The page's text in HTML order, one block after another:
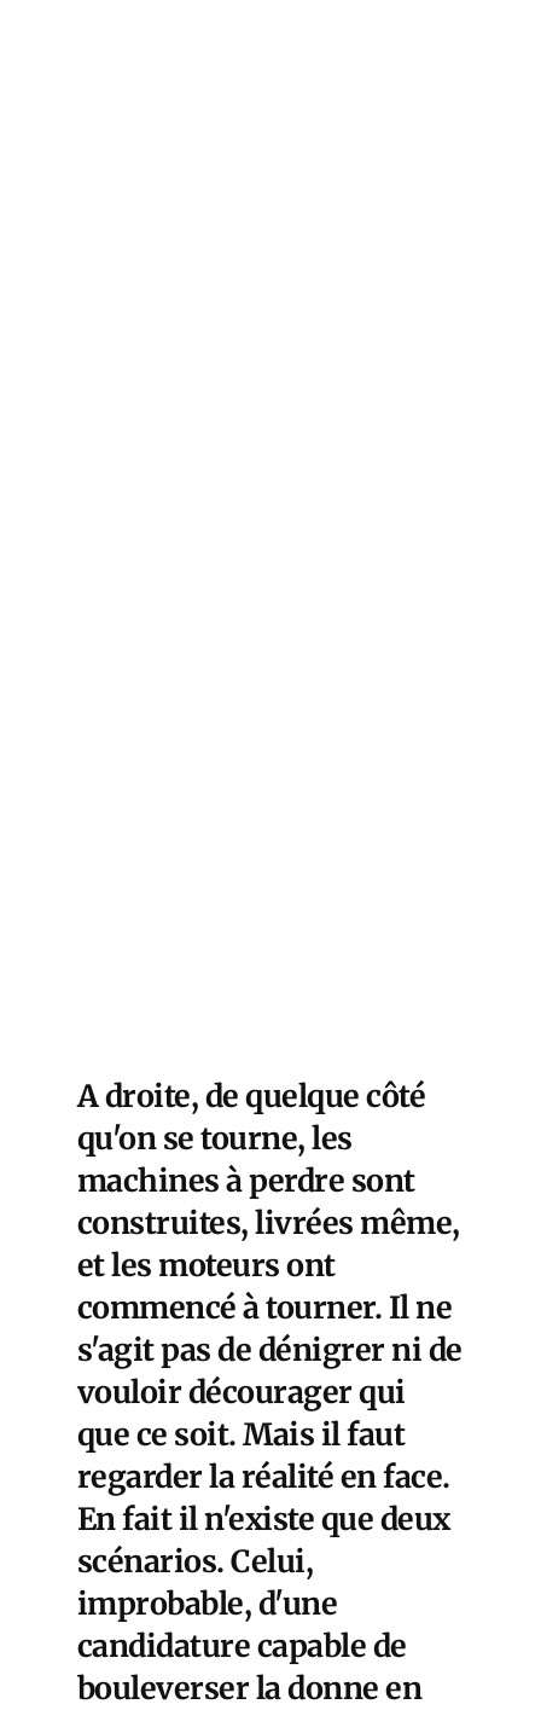
A droite, de quelque côté
qu'on se tourne, les
machines à perdre sont
construites, livrées même,
et les moteurs ont
commencé à tourner. Il ne
s'agit pas de dénigrer ni de
vouloir décourager qui
que ce soit. Mais il faut
regarder la réalité en face.
En fait il n'existe que deux
scénarios. Celui,
improbable, d'une
candidature capable de
bouleverser la donne en